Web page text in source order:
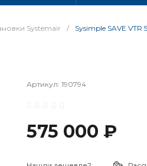
Systemair / Sysimple SAVE VTR
Артикул: 190794
575 000 ₽